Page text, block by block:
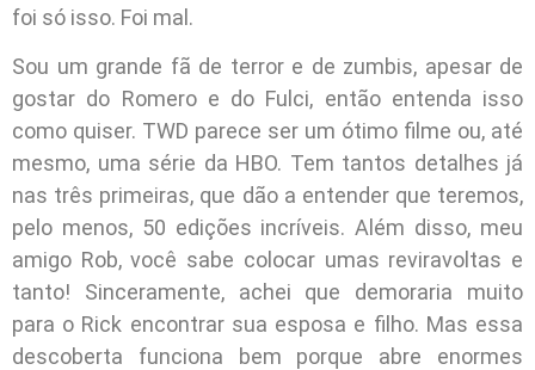
foi só isso. Foi mal.
Sou um grande fã de terror e de zumbis, apesar de
gostar do Romero e do Fulci, então entenda isso
como quiser. TWD parece ser um ótimo filme ou, até
mesmo, uma série da HBO. Tem tantos detalhes já
nas três primeiras, que dão a entender que teremos,
pelo menos, 50 edições incríveis. Além disso, meu
amigo Rob, você sabe colocar umas reviravoltas e
tanto! Sinceramente, achei que demoraria muito
para o Rick encontrar sua esposa e filho. Mas essa
descoberta funciona bem porque abre enormes